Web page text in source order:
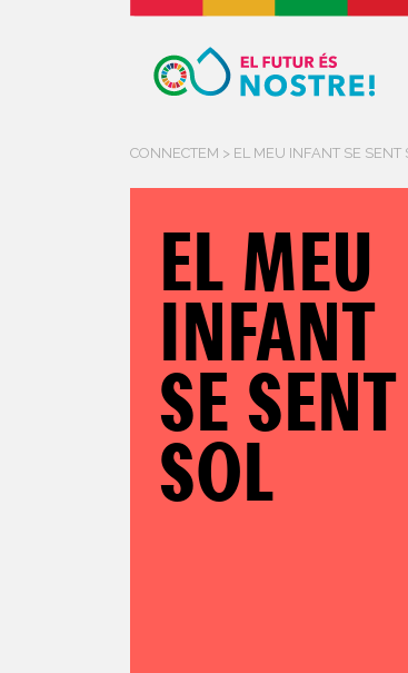
CONNECTEM > EL MEU INFANT SE SENT
EL MEU
INFANT
SE SENT
SOL